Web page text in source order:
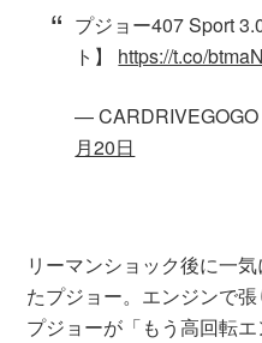
プジョー407 Sport
ト】 https://t.co/
—
月20日
リーマンショック後に一
たプジョー。エンジンで
プジョーが「もう高回転